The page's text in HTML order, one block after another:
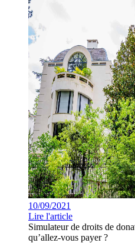
10/09/2021
Lire l'article
Simulateur de droits de
qu’allez-vous payer ?